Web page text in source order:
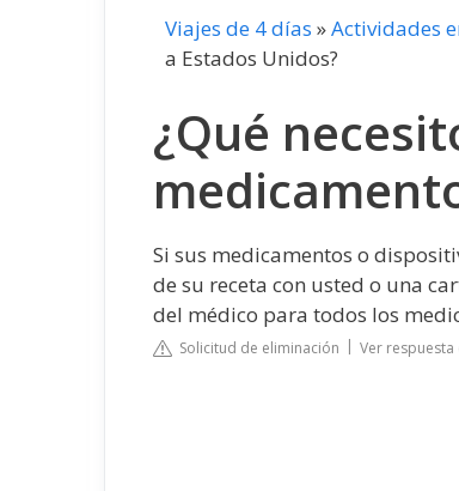
Viajes de 4 días »Actividades
a Estados Unidos?
¿Qué
Si sus medicamentos o
de su receta con usted o una
del médico para todos los
Solicitud de eliminación Ver